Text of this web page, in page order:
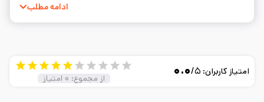
ادامه مطلب
امتیاز کاربران: ۰.۰/۵
از مجموع: ۰ امتیاز